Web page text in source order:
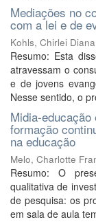
Mediações no
com a lei e de
Kohls, Chirlei Diana
Resumo: Esta
atravessam o
e de jovens
Nesse sentido, o
Midia-
formação
na educação
Melo, Charlotte
Resumo: O
qualitativa de
de pesquisa: os
em sala de aula